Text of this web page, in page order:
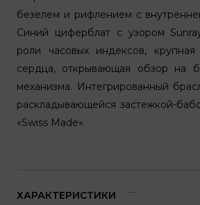
безелем и рифлением с
Синий циферблат с узором
роли часовых индексов,
сердца, открывающая обзор на
механизма. Интегрированный
раскладывающейся застежкой-
«Swiss Made».
ХАРАКТЕРИСТИКИ